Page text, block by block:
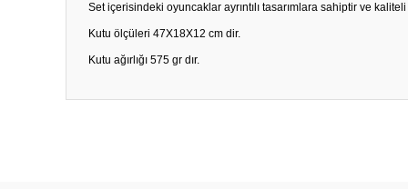
Set içerisindeki oyuncaklar ayrıntılı tasarımlara sahiptir ve
Kutu ölçüleri 47X18X12 cm dir.
Kutu ağırlığı 575 gr dır.